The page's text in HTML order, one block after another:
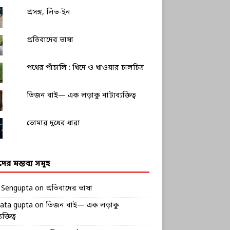
প্রসঙ্গ, লিভ-ইন
প্রতিবাদের ভাষা
পথের পাঁচালি : খিদে ও খাওয়ার চালচিত্র
তিজন বাই— এক লড়াকু নাট্যব্যক্তিত্ব
তোমার দুধের ধারা
মন্তব্য সমূহ
on প্রতিবাদের ভাষা
gupta on তিজন বাই— এক লড়াকু